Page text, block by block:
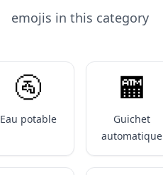
emojis in this category
🚰
Eau potable
🏧
Guichet
automatique